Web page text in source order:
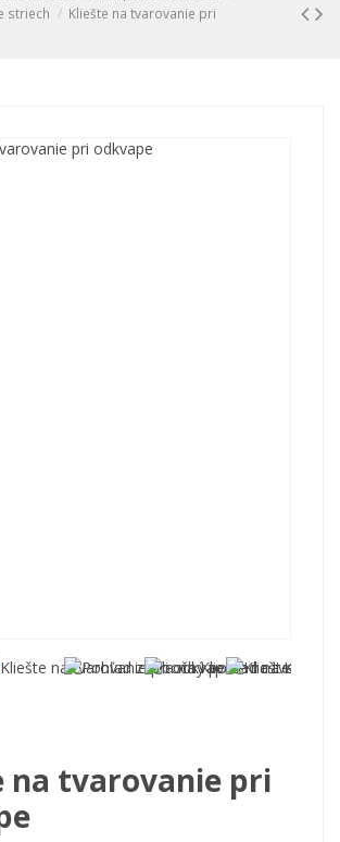
striech
Kliešte na tvarovanie pri
na tvarovanie pri